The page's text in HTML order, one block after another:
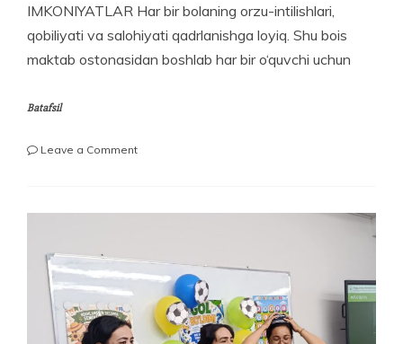
IMKONIYATLAR Har bir bolaning orzu-intilishlari,
qobiliyati va salohiyati qadrlanishga loyiq. Shu bois
maktab ostonasidan boshlab har bir o‘quvchi uchun
Batafsil
Leave a Commenton
IMKONIYATLAR